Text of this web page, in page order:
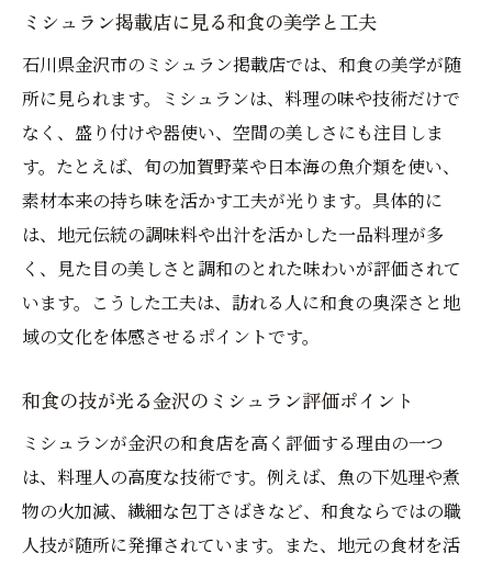
ミシュラン掲載店に見る和食の美学と工夫
石川県金沢市のミシュラン掲載店では、和食の美学が随
所に見られます。ミシュランは、料理の味や技術だけで
なく、盛り付けや器使い、空間の美しさにも注目しま
す。たとえば、旬の加賀野菜や日本海の魚介類を使い、
素材本来の持ち味を活かす工夫が光ります。具体的に
は、地元伝統の調味料や出汁を活かした一品料理が多
く、見た目の美しさと調和のとれた味わいが評価されて
います。こうした工夫は、訪れる人に和食の奥深さと地
域の文化を体感させるポイントです。
和食の技が光る金沢のミシュラン評価ポイント
ミシュランが金沢の和食店を高く評価する理由の一つ
は、料理人の高度な技術です。例えば、魚の下処理や煮
物の火加減、繊細な包丁さばきなど、和食ならではの職
人技が随所に発揮されています。また、地元の食材を活